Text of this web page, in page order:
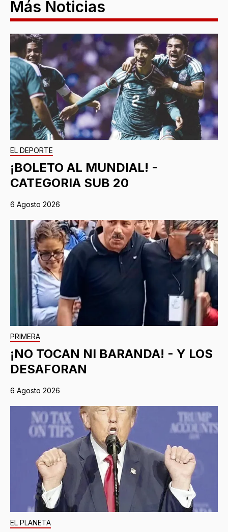
Más Noticias
EL DEPORTE
¡BOLETO AL MUNDIAL! -
CATEGORIA SUB 20
6 Agosto 2026
PRIMERA
¡NO TOCAN NI BARANDA! - Y LOS
DESAFORAN
6 Agosto 2026
EL PLANETA